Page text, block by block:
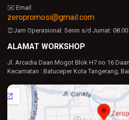
✉️ Email:
zeropromosi@gmail.com
⏰Jam Operasional: Senin s/d Jumat: 08.00
ALAMAT WORKSHOP
Jl. Arcadia Daan Mogot Blok H7 no 16
Kecamatan : Batuceper Kota Tangerang,